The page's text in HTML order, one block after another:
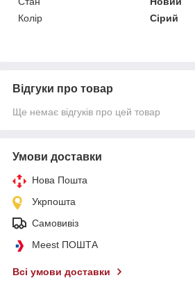
Колір
Сірий
Відгуки про товар
Ще немає відгуків про цей товар
Умови доставки
Нова Пошта
Укрпошта
Самовивіз
Meest ПОШТА
Всі умови доставки